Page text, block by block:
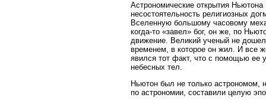
Астрономические открытия
несостоятельность религиозных
Вселенную большому часовому
когда-то «завел» бог, он же, по
движение. Великий ученый не
временем, в которое он жил. И все
явился тот факт, что с помощью ее
небесных тел.
Ньютон был не только астрономом,
по астрономии, составили целую